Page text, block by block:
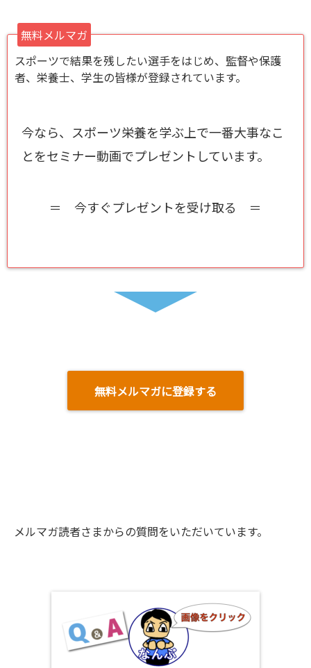
無料メルマガ
スポーツで結果を残したい選手をはじめ、監督や保護
者、栄養士、学生の皆様が登録されています。
今なら、スポーツ栄養を学ぶ上で一番大事なこ
とをセミナー動画でプレゼントしています。
＝ 今すぐプレゼントを受け取る ＝
無料メルマガに登録する
メルマガ読者さまからの質問をいただいています。